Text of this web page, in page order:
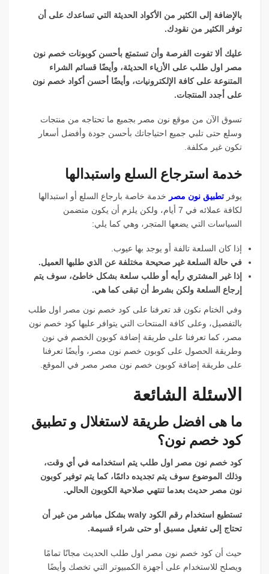
بالإضافة إلى الكثير من الأكواد الحديثة التي تساعدك على أن
توفر الكثير من نقودك.
عليك ألا تفوت الفرصة وأن تستمتع بأحسن كوبونات خصم نون
مصر اول طلب على الأزياء الحديثة، وأيضًا قسائم الشراء
المتنوعة على كافة الإلكترونيات، وأيضًا أحسن أكواد خصم نون
على أجدد المنتجات.
تسوق الآن من موقع نون مصر بجميع ما تحتاجه من منتجات
وسلع حتى تلبي جميع احتياجاتك بأحسن جودة وأفضل أسعار
تكون غير مكلفة.
خدمة استرجاع السلع واستبدالها
يوفر تطبيق نون مصرخدمة خاصة بارجاع السلع أو استبدالها
لكافة عملائه في 7 أيام، ولكن يلزم أن يكون متضمن
السياسات التي يضعها المتجر، وهي كما يلي:
إذا كان السلعة تالفة أو يوجد بها عيوب.
في حالة السلعة غير صحيحة مختلفة عن الذي طلبها العميل.
إذا غير المشتري رأيه أو طلب سلعة بشكل خاطئ، سوف يتم
إرجاع السلعة ولكن بشرط أن تبقى كما هي.
وفي الختام نكون قد تعرفنا على كود خصم نون مصر اول طلب
بالتفصيل، وعلى كافة المنتحات التي يتوافر عليها كود خصم نون
مصر، كما تعرفنا على طريقة إضافة كوبون الخصم في نون
وطريقة الحصول على كوبون خصم نون مصر، وأيضًا تعرفنا
على طريقة إضافة كوبون خصم نون مصر مصر في الموقع.
الاسئلة الشائعة
ما هى افضل طريقة لاستغلال و تطبيق
كود خصم نون؟
كود خصم نون مصر اول طلب يتم استخدامه في أي وقت،
وذلك الموضوع سوف يتم تجديده دائمًا، كما يتم توفير كوبون
نون مصر حديث بعدما تنتهي صلاحية الكوبون الحالي.
تستطيع استخدام رقم الكود waly بشكل مباشر من غير أن
تحتاج إلى تفعيل مسبق أو حتى شراء قسيمة.
حيث أن كود خصم نون مصر اول طلب الحديث مجانًا تمامًا
ويصلح للاستخدام على أجهزة الكمبيوتر التي تخصك وأيضًا